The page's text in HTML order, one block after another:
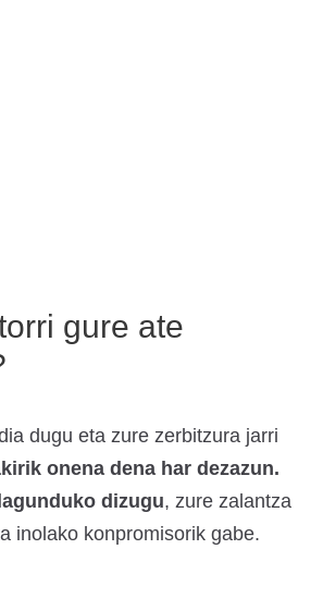
gure ate
dugu eta zure zerbitzura jarri
onena dena har dezazun.
dizugu, zure zalantza
inolako konpromisorik gabe.